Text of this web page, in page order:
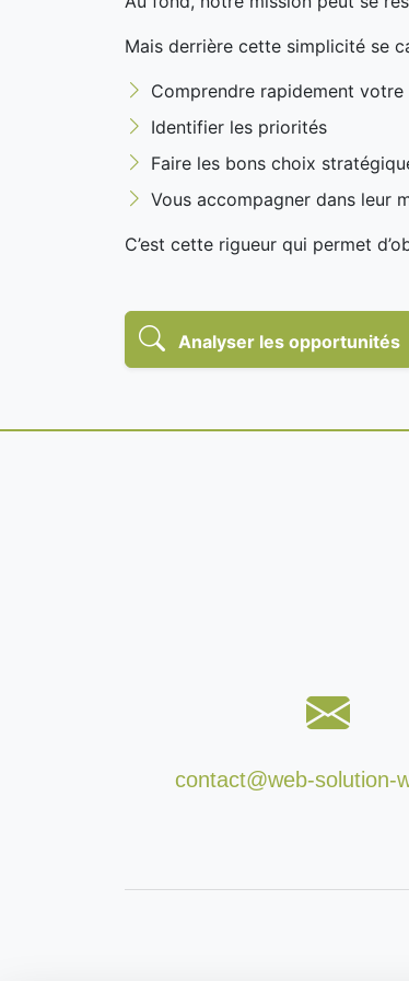
Mais derrière cette simplicité se
Comprendre rapidement
Identifier les priorités
Faire les bons choix
Vous accompagner dans leur
C’est cette rigueur qui permet
Analyser les opportunités
contact@web-solution-